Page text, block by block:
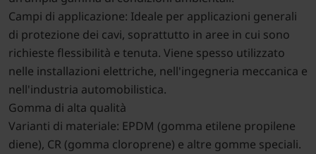
Campi di applicazione: Ideale per applicazioni generali
di protezione dei cavi, soprattutto in aree in cui sono
richieste flessibilità e tenuta. Viene spesso utilizzato
nelle installazioni elettriche, nell'ingegneria meccanica e
nell'industria automobilistica.
Gomma di alta qualità
Varianti di materiale: EPDM (gomma etilene propilene
diene), CR (gomma cloroprene) e altre gomme speciali.